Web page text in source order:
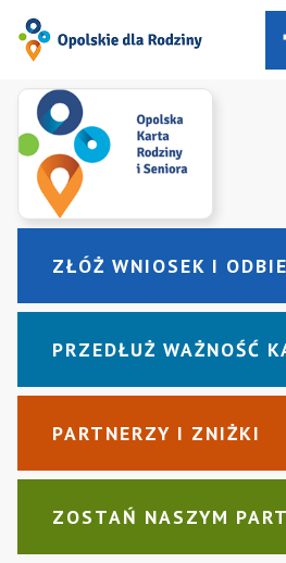
ZŁÓŻ WNIOSEK I
PRZEDŁUŻ WAŻNOŚĆ
PARTNERZY I ZNIŻKI
ZOSTAŃ NASZYM